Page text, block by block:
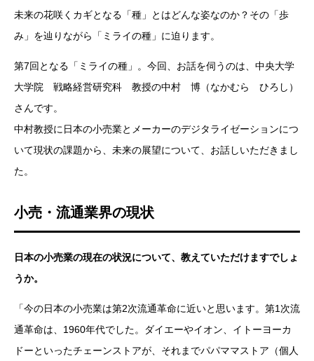
未来の花咲くカギとなる「種」とはどんな姿なのか？その「歩
み」を辿りながら「ミライの種」に迫ります。
第7回となる「ミライの種」。今回、お話を伺うのは、中央大学
大学院 戦略経営研究科 教授の中村 博（なかむら ひろし）
さんです。
中村教授に日本の小売業とメーカーのデジタライゼーションにつ
いて現状の課題から、未来の展望について、お話しいただきまし
た。
小売・流通業界の現状
日本の小売業の現在の状況について、教えていただけますでしょ
うか。
「今の日本の小売業は第2次流通革命に近いと思います。第1次流
通革命は、1960年代でした。ダイエーやイオン、イトーヨーカ
ドーといったチェーンストアが、それまでパパママストア（個人